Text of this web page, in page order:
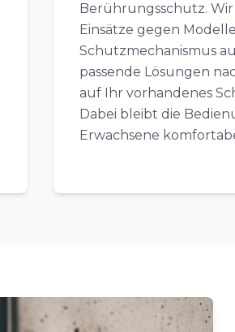
Berührungsschutz.
Einsätze gegen
Schutzmechanismus
passende Lösungen
auf Ihr vorhandenes
Dabei bleibt die
Erwachsene